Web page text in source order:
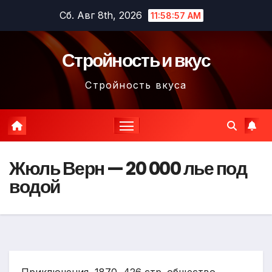
содержимому
Сб. Авг 8th, 2026 11:58:58 AM
Стройность и вкус
Стройность вкуса
Жюль Верн — 20 000 лье под
водой